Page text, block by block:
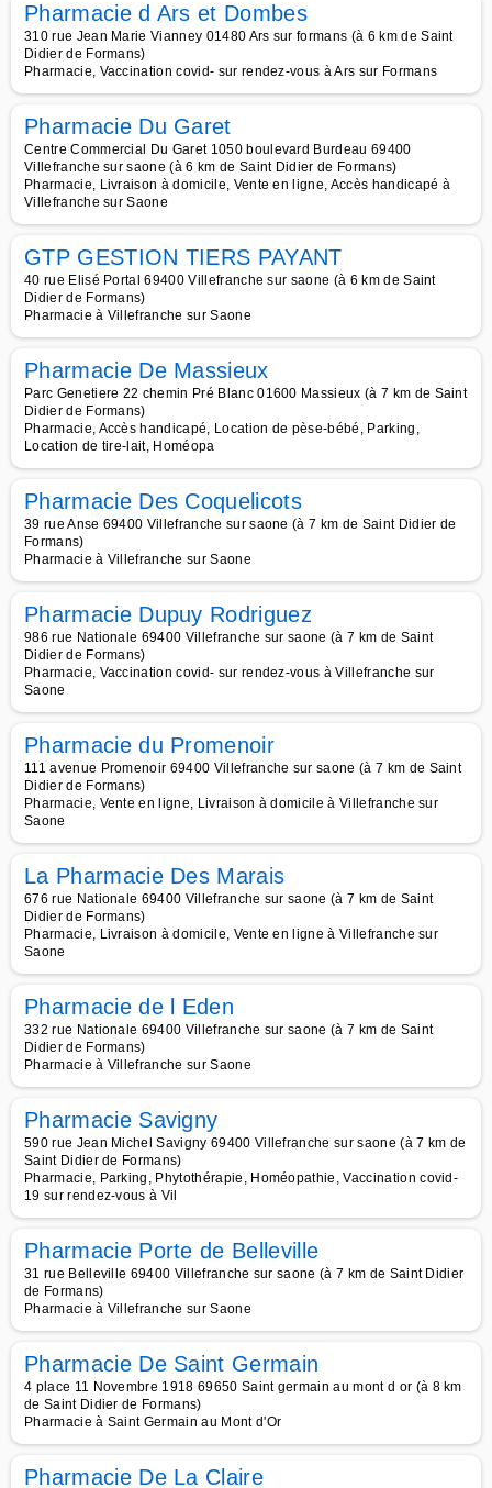
Pharmacie d Ars et Dombes
310 rue Jean Marie Vianney 01480 Ars sur formans (à 6 km de Saint
Didier de Formans)
Pharmacie, Vaccination covid- sur rendez-vous à Ars sur Formans
Pharmacie Du Garet
Centre Commercial Du Garet 1050 boulevard Burdeau 69400
Villefranche sur saone (à 6 km de Saint Didier de Formans)
Pharmacie, Livraison à domicile, Vente en ligne, Accès handicapé à
Villefranche sur Saone
GTP GESTION TIERS PAYANT
40 rue Elisé Portal 69400 Villefranche sur saone (à 6 km de Saint
Didier de Formans)
Pharmacie à Villefranche sur Saone
Pharmacie De Massieux
Parc Genetiere 22 chemin Pré Blanc 01600 Massieux (à 7 km de Saint
Didier de Formans)
Pharmacie, Accès handicapé, Location de pèse-bébé, Parking,
Location de tire-lait, Homéopa
Pharmacie Des Coquelicots
39 rue Anse 69400 Villefranche sur saone (à 7 km de Saint Didier de
Formans)
Pharmacie à Villefranche sur Saone
Pharmacie Dupuy Rodriguez
986 rue Nationale 69400 Villefranche sur saone (à 7 km de Saint
Didier de Formans)
Pharmacie, Vaccination covid- sur rendez-vous à Villefranche sur
Saone
Pharmacie du Promenoir
111 avenue Promenoir 69400 Villefranche sur saone (à 7 km de Saint
Didier de Formans)
Pharmacie, Vente en ligne, Livraison à domicile à Villefranche sur
Saone
La Pharmacie Des Marais
676 rue Nationale 69400 Villefranche sur saone (à 7 km de Saint
Didier de Formans)
Pharmacie, Livraison à domicile, Vente en ligne à Villefranche sur
Saone
Pharmacie de l Eden
332 rue Nationale 69400 Villefranche sur saone (à 7 km de Saint
Didier de Formans)
Pharmacie à Villefranche sur Saone
Pharmacie Savigny
590 rue Jean Michel Savigny 69400 Villefranche sur saone (à 7 km de
Saint Didier de Formans)
Pharmacie, Parking, Phytothérapie, Homéopathie, Vaccination covid-
19 sur rendez-vous à Vil
Pharmacie Porte de Belleville
31 rue Belleville 69400 Villefranche sur saone (à 7 km de Saint Didier
de Formans)
Pharmacie à Villefranche sur Saone
Pharmacie De Saint Germain
4 place 11 Novembre 1918 69650 Saint germain au mont d or (à 8 km
de Saint Didier de Formans)
Pharmacie à Saint Germain au Mont d'Or
Pharmacie De La Claire